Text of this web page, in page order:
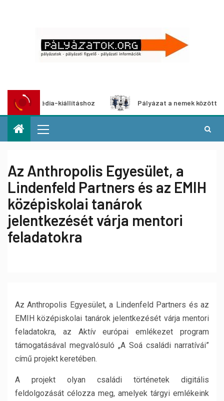
kiállításhoz Pályázat a nemek közötti
Az Anthropolis Egyesület, a
Lindenfeld Partners és az EMIH
középiskolai tanárok
jelentkezését várja mentori
feladatokra
Az Anthropolis Egyesület, a Lindenfeld Partners és az
EMIH középiskolai tanárok jelentkezését várja mentori
feladatokra, az Aktív európai emlékezet program
támogatásával megvalósuló „A Soá családi narratívái”
című projekt keretében.
A projekt olyan családi történetek digitális
feldolgozását célozza meg, amelyek tárgyi emlékeink